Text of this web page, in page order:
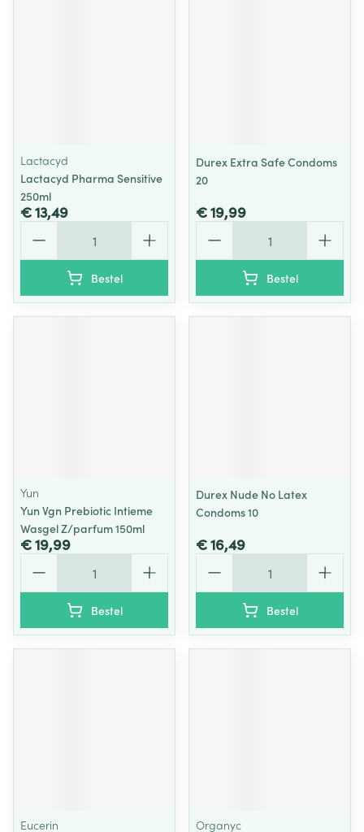
Lactacyd
Lactacyd Pharma Sensitive
250ml
€ 13,49
Bestel
Durex Extra Safe Condoms
20
€ 19,99
Bestel
Yun
Yun Vgn Prebiotic Intieme
Wasgel Z/parfum 150ml
€ 19,99
Bestel
Durex Nude No Latex
Condoms 10
€ 16,49
Bestel
Eucerin Organyc